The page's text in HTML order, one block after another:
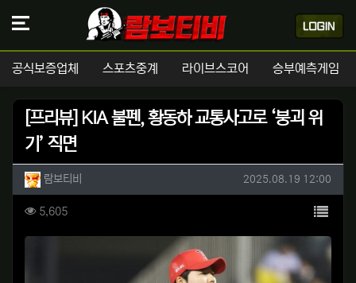
공식보증업체 스포츠중계 라이브스코어 승부예측게임
[프리뷰] KIA 불펜, 황동하 교통사고로 ‘붕괴 위
기’ 직면
작성자 정보
람보티비 작성일
2025.08.19 12:00
컨텐츠 정보
5,605조회 목록